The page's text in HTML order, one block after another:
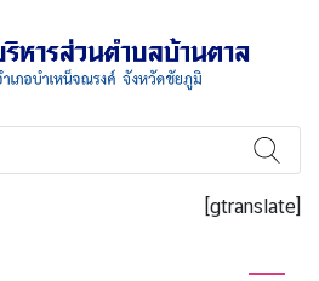
[gtranslate]